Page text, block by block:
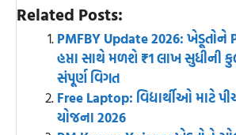
Related Posts:
PMFBY Update 2026: ખેડૂતોને
હપ્તા સાથે મળશે ₹1 લાખ સુધીની
સંપૂર્ણ વિગત
Free Laptop: વિદ્યાર્થીઓ માટે
યોજના 2026